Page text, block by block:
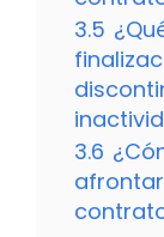
3.5
3.6